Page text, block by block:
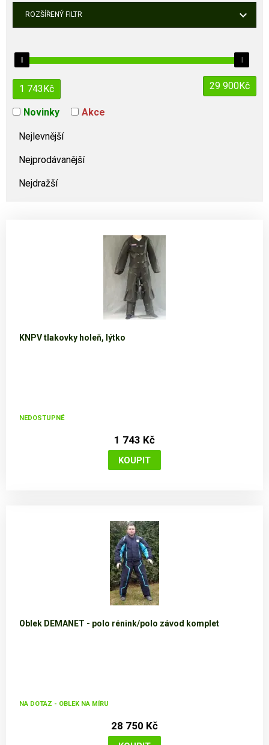
ROZŠÍŘENÝ FILTR
1 743Kč 29 900Kč
Novinky Akce
Nejlevnější
Nejprodávanější
Nejdražší
KNPV tlakovky holeň, lýtko
NEDOSTUPNÉ
1 743 Kč
Oblek DEMANET - polo rénink/polo závod komplet
NA DOTAZ - OBLEK NA MÍRU
28 750 Kč